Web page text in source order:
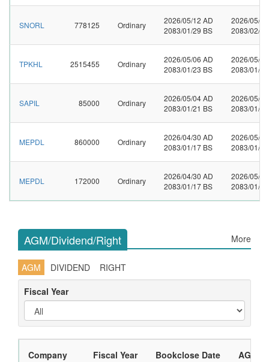
SNORL 778125 Ordinary
2026/05/12 AD
2083/01/29 BS
2026/05/
2083/02/
TPKHL 2515455 Ordinary
2026/05/06 AD
2083/01/23 BS
2026/05/
2083/01/
SAPIL 85000 Ordinary
2026/05/04 AD
2083/01/21 BS
2026/05/
2083/01/
MEPDL 860000 Ordinary
2026/04/30 AD
2083/01/17 BS
2026/05/
2083/01/
MEPDL 172000 Ordinary
2026/04/30 AD
2083/01/17 BS
2026/05/
2083/01/
AGM/Dividend/Right More
AGM DIVIDEND
RIGHT
Fiscal Year
Company Fiscal Year Bookclose Date AGM